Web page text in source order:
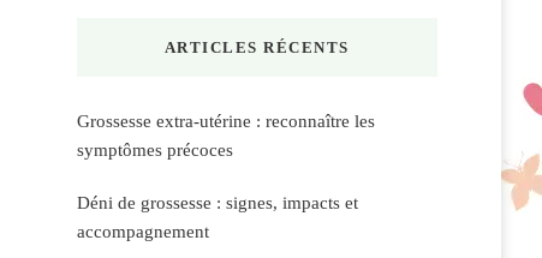
ARTICLES RÉCENTS
Grossesse extra-utérine : reconnaître les
symptômes précoces
Déni de grossesse : signes, impacts et
accompagnement